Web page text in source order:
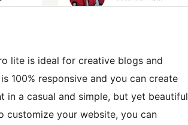
lite is ideal for creative blogs and
100% responsive and you can create
in a casual and simple, but yet beautiful
customize your website, you can